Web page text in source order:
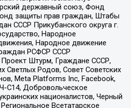
державный союз, Фонд
защиты прав граждан, Штабы
СССР Прикубанского округа г.
Народное
Народное движение
РСФСР СССР
Проект Штурм, Граждане СССР,
Светлых Родов, Совет Советских
Meta Platforms Inc, Facebook,
С14, Добровольческое
националистов, Черный
Всетатарское